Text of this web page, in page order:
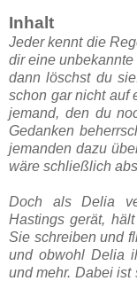
Inhalt
Jeder kennt die
dir eine
dann löschst du
schon gar nicht auf
jemand, den du
Gedanken
jemanden dazu
wäre schließlich
Doch als Delia
Hastings gerät,
Sie schreiben und
und obwohl Delia
und mehr. Dabei ist